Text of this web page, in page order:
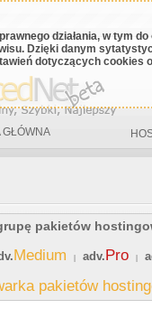
działania, w tym
Dzięki danym
dotyczących cookies
GŁÓWNA
pakietów
Medium adv.Pro
pakietów